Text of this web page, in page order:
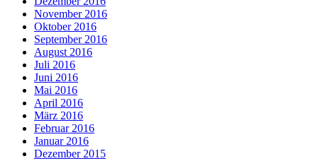
November 2016
Oktober 2016
September 2016
August 2016
Juli 2016
Juni 2016
Mai 2016
April 2016
März 2016
Februar 2016
Januar 2016
Dezember 2015